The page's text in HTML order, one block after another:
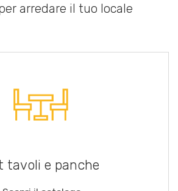
arredare il tuo locale
tavoli e panche